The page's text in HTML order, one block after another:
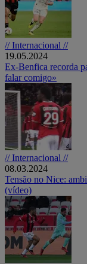
// Internacional //
19.05.2024
Ex-Benfica recorda
falar comigo»
// Internacional //
08.03.2024
Tensão no Nice:
(vídeo)